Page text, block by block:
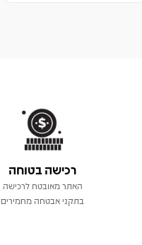
רכישה בטוחה
האתר מאובטח לרכישה
בתקני אבטחה מחמירים